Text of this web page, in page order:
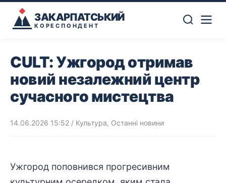
ЗАКАРПАТСЬКИЙ
КОРЕСПОНДЕНТ
CULT: Ужгород отримав
новий незалежний центр
сучасного мистецтва
14.06.2026 15:52 / Культура, Останні новини
Ужгород поповнився прогресивним